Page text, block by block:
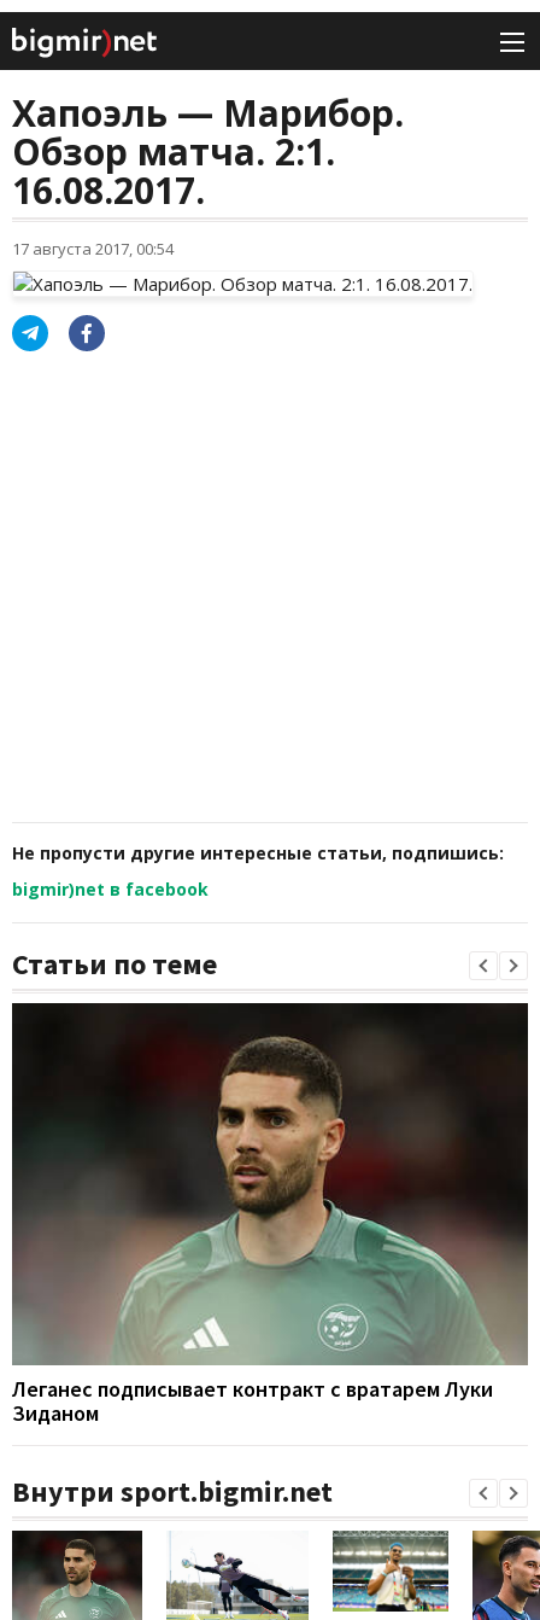
Хапоэль — Марибор.
Обзор матча. 2:1.
16.08.2017.
17 августа 2017, 00:54
Не пропусти другие интересные статьи, подпишись:
bigmir)net в facebook
Статьи по теме
Леганес подписывает контракт с вратарем Луки
Зиданом
Внутри sport.bigmir.net